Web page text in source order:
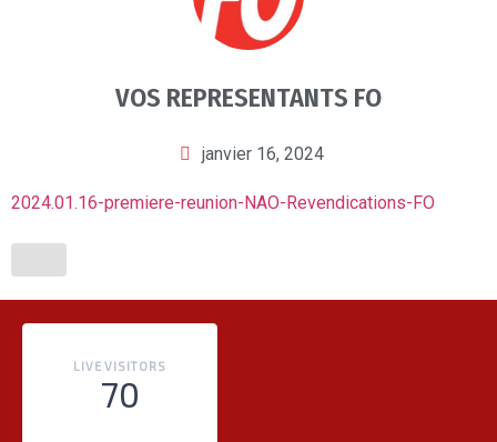
VOS REPRESENTANTS FO
janvier 16, 2024
2024.01.16-premiere-reunion-NAO-Revendications-FO
LIVE VISITORS
70